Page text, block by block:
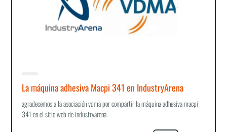
La máquina adhesiva Macpi 341 en IndustryArena
agradecemos a la asociación vdma por compartir la máquina adhesiva macpi
341 en el sitio web de industryarena.